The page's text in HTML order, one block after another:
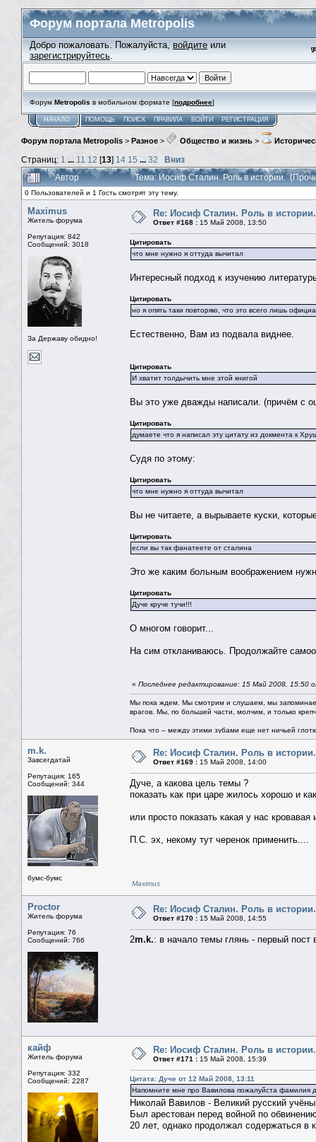
Форум портала Metropolis
Добро пожаловать. Пожалуйста, войдите или
зарегистрируйтесь.
Форум Metropolis в мобильном формате [подробнее]
НАЧАЛО ПОМОЩЬ ПОИСК ПРАВИЛА ВОЙТИ РЕГИСТРАЦИЯ
Форум портала Metropolis > Разное > Общество и жизнь >
Страниц: 1 ... 11 12 [13] 14 15 ... 32
Вниз
Автор
Тема: Иосиф Сталин. Роль в истории.
0 Пользователей и 1 Гость смотрят эту тему.
Maximus
Житель форума
Репутация: 842
Сообщений: 3018
За Державу обидно!
Re: Иосиф Сталин. Роль в истории.
Ответ #168 : 15 Май 2008, 13:50
Цитировать
что мне нужно я оттуда вычитал
Интересный подход к изучению
Цитировать
но я опять таки повторяю, что это всего лишь
Естественно, Вам из подвала виднее.
Цитировать
И хватит толдычить мне этой книгой
Вы это уже дважды написали. (причём с
Цитировать
думаете что я написал эту цитату из докмента к
Судя по этому:
Цитировать
что мне нужно я оттуда вычитал
Вы не читаете, а вырываете куски,
Цитировать
если вы так фанатеете от сталина
Это же каким больным воображением
Цитировать
Дуче круче тучи!!!
О многом говорит...
На сим откланиваюсь. Продолжайте
« Последнее редактирование: 15 Май 2008, 15:50
Мы пока ждем. Мы смотрим и слушаем, мы
врагов. Мы, по большей части, молчим, и только
Пока что – между этими зубами еще нет ничьей
m.k.
Завсегдатай
Репутация: 165
Сообщений: 344
бумс-бумс
Re: Иосиф Сталин. Роль в истории.
Ответ #169 : 15 Май 2008, 14:00
Дуче, а какова цель темы ?
показать как при царе жилось хорошо и
или просто показать какая у нас
П.С. эх, некому тут черенок применить....
Maximus
Proctor
Житель форума
Репутация: 76
Сообщений: 766
Re: Иосиф Сталин. Роль в истории.
Ответ #170 : 15 Май 2008, 14:55
2m.k.: в начало темы глянь - первый пост
кайф
Житель форума
Репутация: 332
Сообщений: 2287
Re: Иосиф Сталин. Роль в истории.
Ответ #171 : 15 Май 2008, 15:39
Цитата: Дуче от 12 Май 2008, 13:11
Напомните мне про Вавилова пожалуйста фамилия
Николай Вавилов - Великий русский
Был арестован перед войной по
20 лет, однако продолжал содержаться в